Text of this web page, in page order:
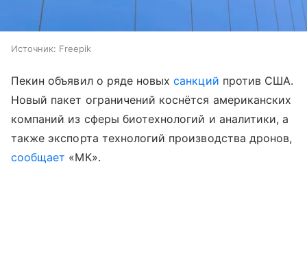
Источник: Freepik
Пекин объявил о ряде новыхсанкций против США.
Новый пакет ограничений коснётся американских
компаний из сферы биотехнологий и аналитики, а
также экспорта технологий производства дронов,
сообщает «МК».